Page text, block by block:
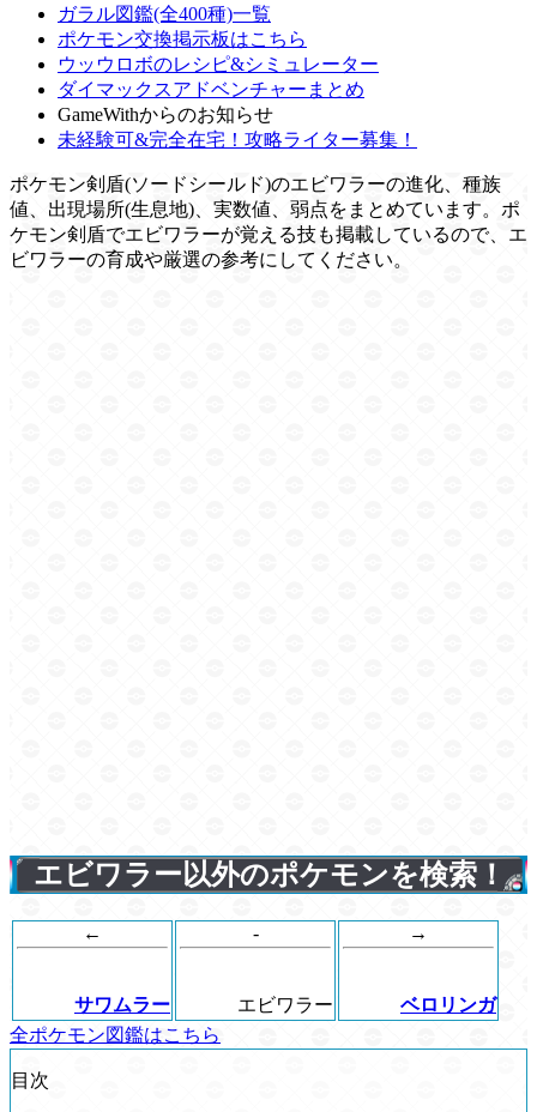
ガラル図鑑(全400種)一覧
ポケモン交換掲示板はこちら
ウッウロボのレシピ&シミュレーター
ダイマックスアドベンチャーまとめ
GameWithからのお知らせ
未経験可&完全在宅！攻略ライター募集！
ポケモン剣盾(ソードシールド)のエビワラーの進化、種族
値、出現場所(生息地)、実数値、弱点をまとめています。ポ
ケモン剣盾でエビワラーが覚える技も掲載しているので、エ
ビワラーの育成や厳選の参考にしてください。
エビワラー以外のポケモンを検索！
←
サワムラー
-
エビワラー
→
ベロリンガ
全ポケモン図鑑はこちら
目次